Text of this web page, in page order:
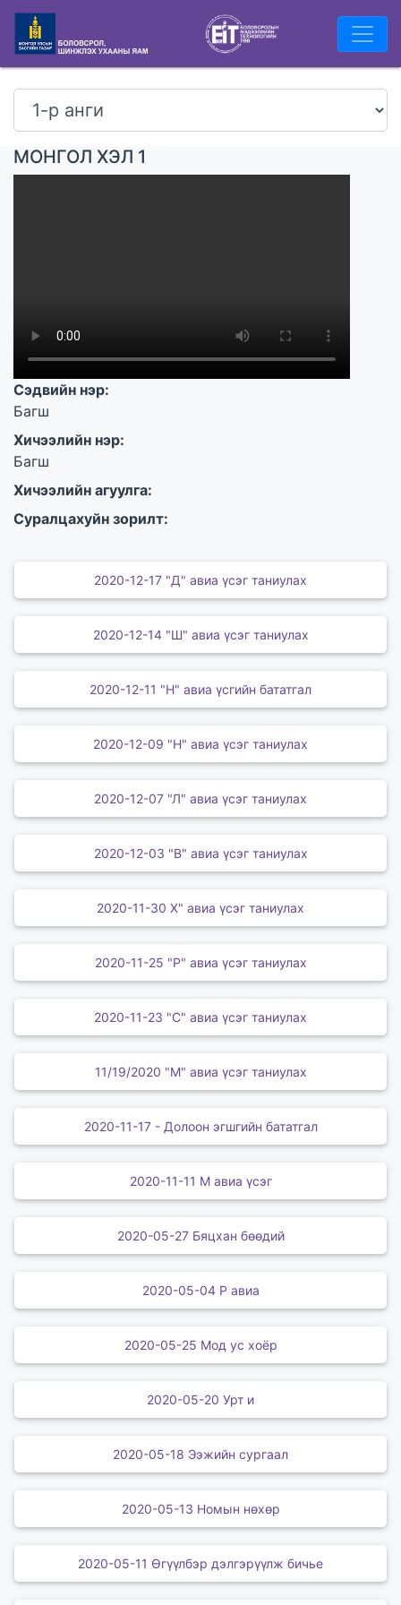
МОНГОЛ ХЭЛ 1
Сэдвийн нэр:
Багш
Хичээлийн нэр:
Багш
Хичээлийн агуулга:
Суралцахуйн зорилт:
2020-12-17 "Д" авиа үсэг таниулах
2020-12-14 "Ш" авиа үсэг таниулах
2020-12-11 "Н" авиа үсгийн бататгал
2020-12-09 "Н" авиа үсэг таниулах
2020-12-07 "Л" авиа үсэг таниулах
2020-12-03 "В" авиа үсэг таниулах
2020-11-30 Х" авиа үсэг таниулах
2020-11-25 "Р" авиа үсэг таниулах
2020-11-23 "С" авиа үсэг таниулах
11/19/2020 "М" авиа үсэг таниулах
2020-11-17 - Долоон эгшгийн бататгал
2020-11-11 М авиа үсэг
2020-05-27 Бяцхан бөөдий
2020-05-04 Р авиа
2020-05-25 Мод ус хоёр
2020-05-20 Урт и
2020-05-18 Ээжийн сургаал
2020-05-13 Номын нөхөр
2020-05-11 Өгүүлбэр дэлгэрүүлж бичье